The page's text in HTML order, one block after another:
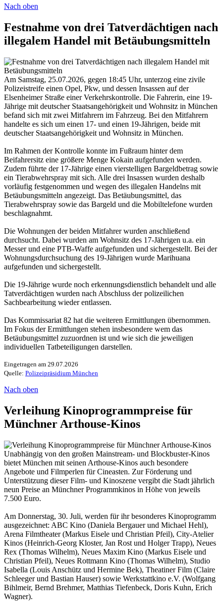
Nach oben
Festnahme von drei Tatverdächtigen nach
illegalem Handel mit Betäubungsmitteln
Am Samstag, 25.07.2026, gegen 18:45 Uhr, unterzog eine zivile
Polizeistreife einen Opel, Pkw, und dessen Insassen auf der
Elsenheimer Straße einer Verkehrskontrolle. Die Fahrerin, eine 19-
Jährige mit deutscher Staatsangehörigkeit und Wohnsitz in München
befand sich mit zwei Mitfahrern im Fahrzeug. Bei den Mitfahrern
handelte es sich um einen 17- und einen 19-Jährigen, beide mit
deutscher Staatsangehörigkeit und Wohnsitz in München.
Im Rahmen der Kontrolle konnte im Fußraum hinter dem
Beifahrersitz eine größere Menge Kokain aufgefunden werden.
Zudem führte der 17-Jährige einen vierstelligen Bargeldbetrag sowie
ein Tierabwehrspray mit sich. Alle drei Insassen wurden deshalb
vorläufig festgenommen und wegen des illegalen Handelns mit
Betäubungsmitteln angezeigt. Das Betäubungsmittel, das
Tierabwehrspray sowie das Bargeld und die Mobiltelefone wurden
beschlagnahmt.
Die Wohnungen der beiden Mitfahrer wurden anschließend
durchsucht. Dabei wurden am Wohnsitz des 17-Jährigen u.a. ein
Messer und eine PTB-Waffe aufgefunden und sichergestellt. Bei der
Wohnungsdurchsuchung des 19-Jährigen wurde Marihuana
aufgefunden und sichergestellt.
Die 19-Jährige wurde noch erkennungsdienstlich behandelt und alle
Tatverdächtigen wurden nach Abschluss der polizeilichen
Sachbearbeitung wieder entlassen.
Das Kommissariat 82 hat die weiteren Ermittlungen übernommen.
Im Fokus der Ermittlungen stehen insbesondere wem das
Betäubungsmittel zuzuordnen ist und wie sich die jeweiligen
individuellen Tatbeteiligungen darstellen.
Eingetragen am 29.07.2026
Quelle: Polizeipräsidium München
Nach oben
Verleihung Kinoprogrammpreise für
Münchner Arthouse-Kinos
Unabhängig von den großen Mainstream- und Blockbuster-Kinos
bietet München mit seinen Arthouse-Kinos auch besondere
Angebote und Filmperlen für Cineasten. Zur Förderung und
Unterstützung dieser Film- und Kinoszene vergibt die Stadt jährlich
neun Preise an Münchner Programmkinos in Höhe von jeweils
7.500 Euro.
Am Donnerstag, 30. Juli, werden für ihr besonderes Kinoprogramm
ausgezeichnet: ABC Kino (Daniela Bergauer und Michael Hehl),
Arena Filmtheater (Markus Eisele und Christian Pfeil), City-Atelier
Kinos (Heinrich-Georg Kloster, Jan Rost und Holger Trapp), Neues
Rex (Thomas Wilhelm), Neues Maxim Kino (Markus Eisele und
Christian Pfeil), Neues Rottmann Kino (Thomas Wilhelm), Studio
Isabella (Louis Anschütz und Hermine Bek), Theatiner Film (Claire
Schleeger und Bastian Hauser) sowie Werkstattkino e.V. (Wolfgang
Bihlmeir, Bernd Brehmer, Matthias Tiefenbeck, Doris Kuhn, Erich
Wagner).